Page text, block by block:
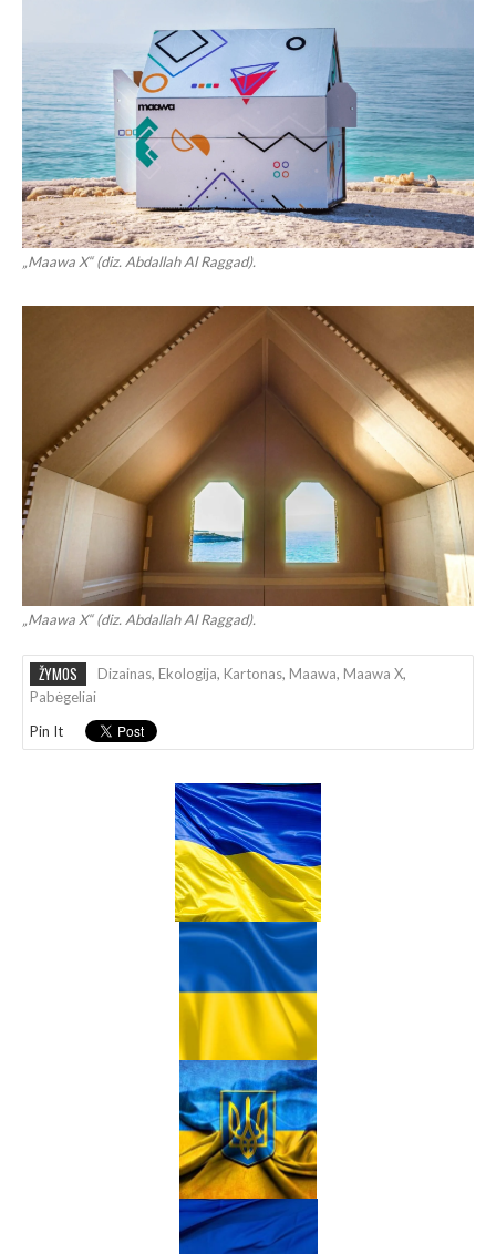
„Maawa X“ (diz. Abdallah Al Raggad).
„Maawa X“ (diz. Abdallah Al Raggad).
ŽYMOS Dizainas, Ekologija, Kartonas, Maawa, Maawa X,
Pabėgeliai
Pin It